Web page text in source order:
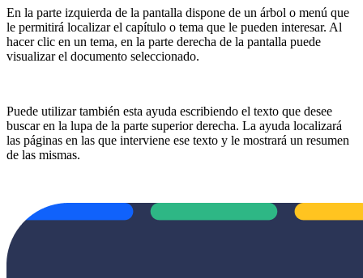
En la parte izquierda de la pantalla dispone de un árbol o menú que
le permitirá localizar el capítulo o tema que le pueden interesar. Al
hacer clic en un tema, en la parte derecha de la pantalla puede
visualizar el documento seleccionado.
Puede utilizar también esta ayuda escribiendo el texto que desee
buscar en la lupa de la parte superior derecha. La ayuda localizará
las páginas en las que interviene ese texto y le mostrará un resumen
de las mismas.